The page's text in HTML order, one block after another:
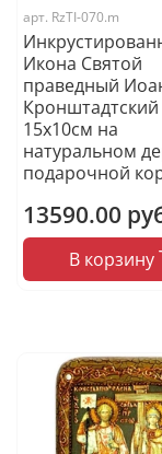
арт. RzTI-070.m
Икона Святой
праведный
Кронштадтский
15х10см на
натуральном
подарочной
13590.00
В корзину